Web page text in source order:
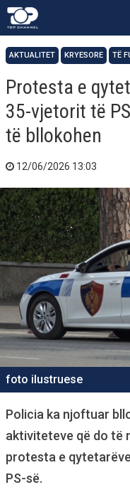
AKTUALITET KRYESORE TË
Protesta e
35-vjetorit të
të bllokohen
12/06/2026 13:03
foto ilustruese
Policia ka njoftuar
aktiviteteve që do të
protesta e
PS-së.